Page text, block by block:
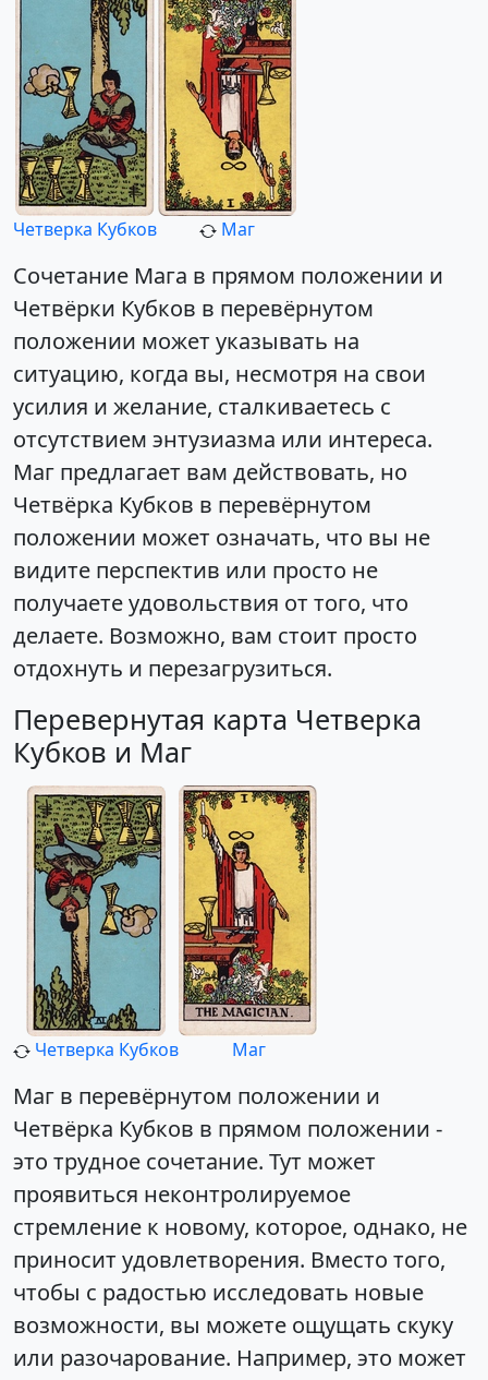
Четверка Кубков Маг
Сочетание Мага в прямом положении и
Четвёрки Кубков в перевёрнутом
положении может указывать на
ситуацию, когда вы, несмотря на свои
усилия и желание, сталкиваетесь с
отсутствием энтузиазма или интереса.
Маг предлагает вам действовать, но
Четвёрка Кубков в перевёрнутом
положении может означать, что вы не
видите перспектив или просто не
получаете удовольствия от того, что
делаете. Возможно, вам стоит просто
отдохнуть и перезагрузиться.
Перевернутая карта Четверка
Кубков и Маг
Четверка Кубков Маг
Маг в перевёрнутом положении и
Четвёрка Кубков в прямом положении -
это трудное сочетание. Тут может
проявиться неконтролируемое
стремление к новому, которое, однако, не
приносит удовлетворения. Вместо того,
чтобы с радостью исследовать новые
возможности, вы можете ощущать скуку
или разочарование. Например, это может